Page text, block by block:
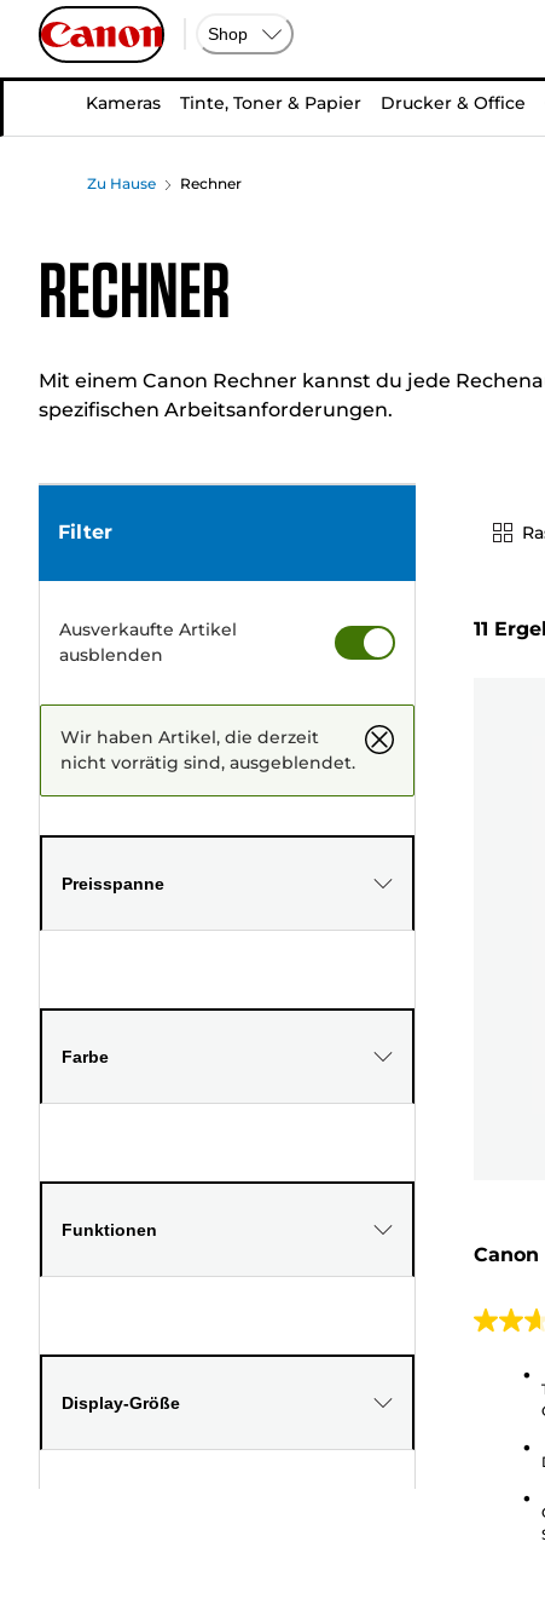
Shop
Kameras Tinte, Toner & Papier Drucker & Office
Zu Hause Rechner
Rechner
Mit einem Canon Rechner kannst du jede
spezifischen Arbeitsanforderungen.
Filter
Ausverkaufte Artikel
ausblenden
Wir haben Artikel, die derzeit
nicht vorrätig sind, ausgeblendet.
Preisspanne
Farbe
Funktionen
Display-Größe
11
Canon
2.7